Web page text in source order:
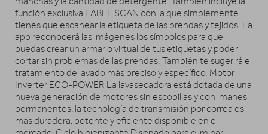
función exclusiva LABEL SCAN con la que simplemente
tienes que escanear la etiqueta de las prendas y tejidos. La
app reconocerá las imágenes los símbolos para que
puedas crear un armario virtual de tus etiquetas y poder
cortar sin problemas de las prendas. También te sugerirá el
tratamiento de lavado más preciso y específico. Motor
Inverter ECO-POWER La lavasecadora está dotada de una
nueva generación de motores sin escobillas y con imanes
permanentes, la tecnología de transmisión por correa es
más duradera, potente y eficiente disponible en el